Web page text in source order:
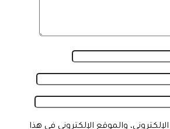
والموقع الإلكتروني في هذا